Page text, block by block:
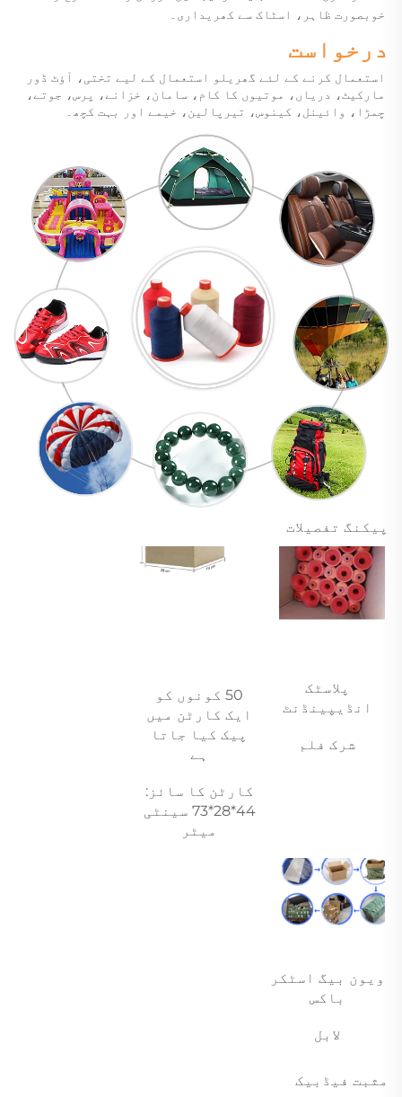
خوبصورت ظاہر، اسٹاک سے کھریداری۔
درخواست
استعمال کرنے کے لئے
چمڑا، وائینل، کینوس، تیرپالین، خیمے اور بہت کچھ۔
پیکنگ تفصیلات
پلاسٹک
انڈیپینڈنٹ
شرک فلم
ہے
میٹر
باکس
لابل
مثبت فیڈبیک